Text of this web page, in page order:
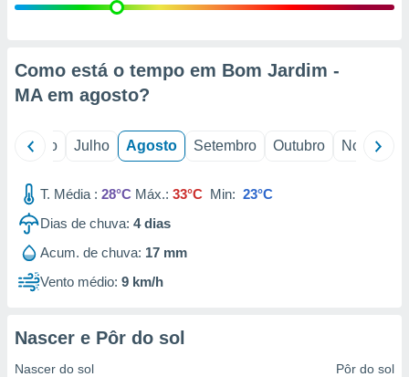
estudos
de
1199
Como está o tempo em Bom Jardim -
MA em agosto?
Junho Julho Agosto Setembro Outubro Novembro
T. Média : 28°C Máx.: 33°C Min: 23°C
Dias de chuva: 4dias
Acum. de chuva: 17 mm
Vento médio: 9 km/h
Nascer e Pôr do sol
Nascer do sol Pôr do sol